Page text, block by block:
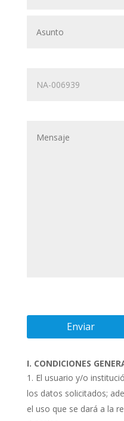
I. CONDICIONES
El usuario y/o
los datos solicitados;
el uso que se dará a la